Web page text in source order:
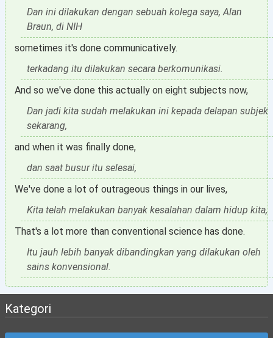
Dan ini dilakukan dengan sebuah kolega saya, Alan
Braun, di NIH
sometimes it's done communicatively.
terkadang itu dilakukan secara berkomunikasi.
And so we've done this actually on eight subjects now,
Dan jadi kita sudah melakukan ini kepada delapan subjek
sekarang,
and when it was finally done,
dan saat busur itu selesai,
We've done a lot of outrageous things in our lives,
Kita telah melakukan banyak kesalahan dalam hidup kita,
That's a lot more than conventional science has done.
Itu jauh lebih banyak dibandingkan yang dilakukan oleh
sains konvensional.
Kategori